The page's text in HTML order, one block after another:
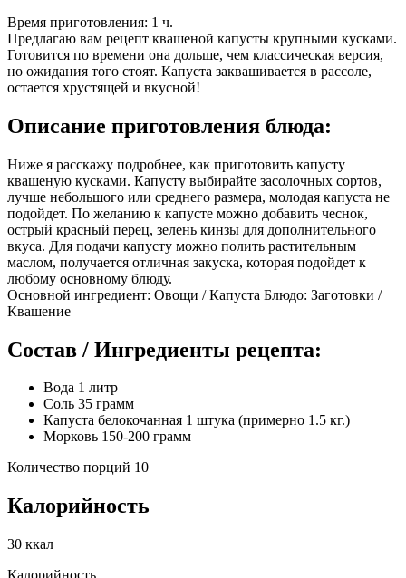
Время приготовления: 1 ч.
Предлагаю вам рецепт квашеной капусты крупными кусками.
Готовится по времени она дольше, чем классическая версия,
но ожидания того стоят. Капуста заквашивается в рассоле,
остается хрустящей и вкусной!
Описание приготовления блюда:
Ниже я расскажу подробнее, как приготовить капусту
квашеную кусками. Капусту выбирайте засолочных сортов,
лучше небольшого или среднего размера, молодая капуста не
подойдет. По желанию к капусте можно добавить чеснок,
острый красный перец, зелень кинзы для дополнительного
вкуса. Для подачи капусту можно полить растительным
маслом, получается отличная закуска, которая подойдет к
любому основному блюду.
Основной ингредиент: Овощи / Капуста Блюдо: Заготовки /
Квашение
Состав / Ингредиенты рецепта:
Вода 1 литр
Соль 35 грамм
Капуста белокочанная 1 штука (примерно 1.5 кг.)
Морковь 150-200 грамм
Количество порций 10
Калорийность
30 ккал